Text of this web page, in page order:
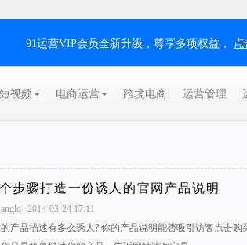
91运营VIP会员全新升级，尊享多项权益， 点
短视频 电商运营 跨境电商 运营管理
步骤打造一份诱人的官网产品说明
2014-03-24 17:11
产品描述有多么诱人? 你的产品说明能否吸引访客点击购